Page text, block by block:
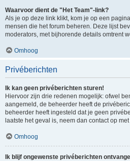
Waarvoor dient de "Het Team"-link?
Als je op deze link klikt, kom je op een
mensen die het forum beheren. Deze lijst
moderators, met bijhorende details omtrent
Omhoog
Privéberichten
Ik kan geen privéberichten sturen!
Hiervoor zijn drie redenen mogelijk: ofwel
aangemeld, de beheerder heeft de
beheerder heeft ingesteld dat je geen
laatste het geval is, neem dan contact op
Omhoog
Ik blijf ongewenste privéberichten